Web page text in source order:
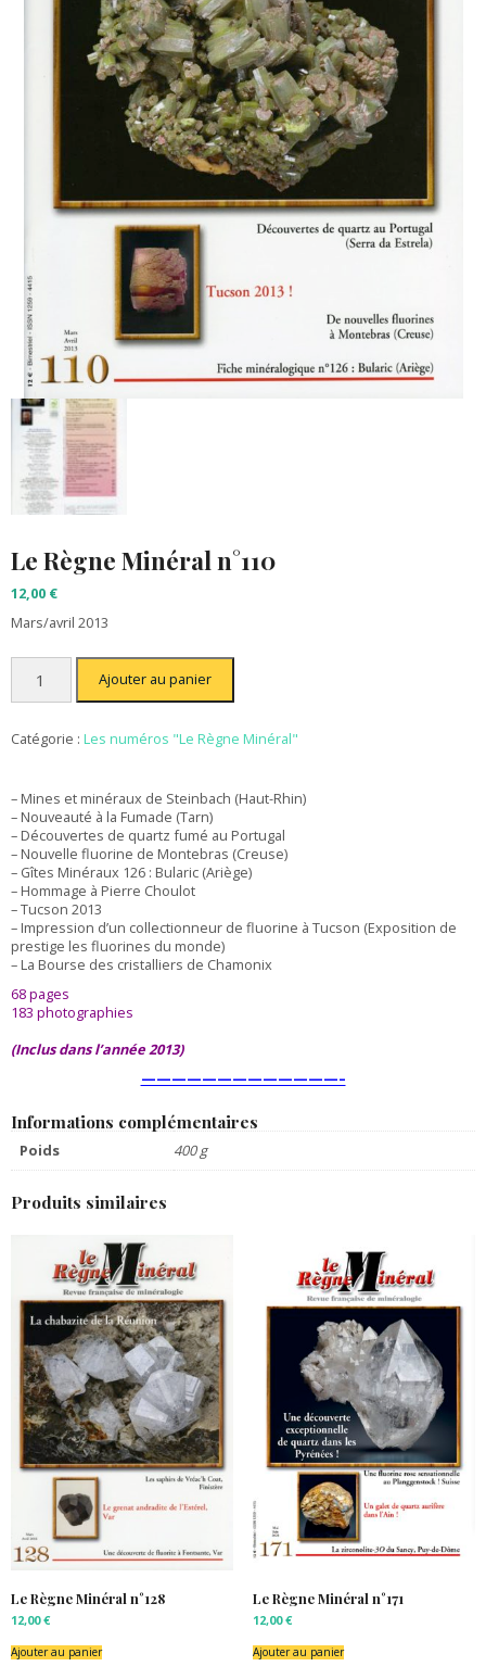
Le Règne Minéral n°110
12,00 €
Mars/avril 2013
quantité
Le
Minéral
Ajouter au panier
Catégorie : Les numéros "Le Règne Minéral"
– Mines et minéraux de Steinbach (Haut-Rhin)
– Nouveauté à la Fumade (Tarn)
– Découvertes de quartz fumé au Portugal
– Nouvelle fluorine de Montebras (Creuse)
– Gîtes Minéraux 126 : Bularic (Ariège)
– Hommage à Pierre Choulot
– Tucson 2013
– Impression d’un collectionneur de fluorine à Tucson (Exposition de
prestige les fluorines du monde)
– La Bourse des cristalliers de Chamonix
68 pages
183 photographies
(Inclus dans l’année 2013)
—————————————–
Informations complémentaires
Poids 400 g
Produits similaires
Le Règne Minéral n°128
12,00€
Ajouter au panier
Le Règne Minéral n°171
12,00€
Ajouter au panier